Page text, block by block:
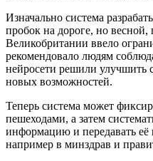
Изначально система
пробок на дороге, но весной,
Великобритании ввело
рекомендовало людям
нейросети решили улучшить
новых возможностей.
Теперь система может
пешеходами, а затем
информацию и передавать
например в минздрав и